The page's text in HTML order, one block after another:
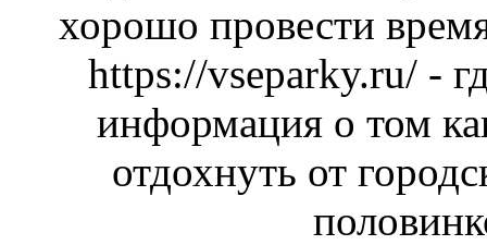
хорошо провести
https://vseparky.ru/ -
информация о том
отдохнуть от